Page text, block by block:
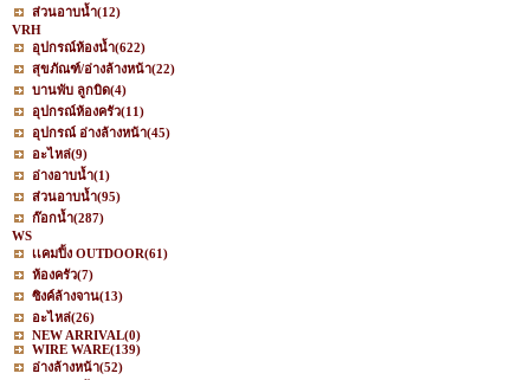
ส่วนอาบน้ำ(12)
VRH
อุปกรณ์ห้องน้ำ(622)
สุขภัณฑ์/อ่างล้างหน้า(22)
บานพับ ลูกบิด(4)
อุปกรณ์ห้องครัว(11)
อุปกรณ์ อ่างล้างหน้า(45)
อะไหล่(9)
อ่างอาบน้ำ(1)
ส่วนอาบน้ำ(95)
ก๊อกน้ำ(287)
WS
เเคมปิ้ง OUTDOOR(61)
ห้องครัว(7)
ซิงค์ล้างจาน(13)
อะไหล่(26)
NEW ARRIVAL(0)
WIRE WARE(139)
อ่างล้างหน้า(52)